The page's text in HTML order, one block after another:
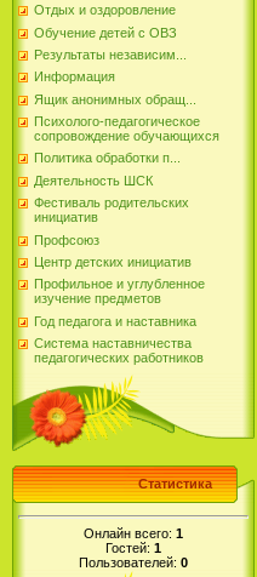
Отдых и оздоровление
Обучение детей с ОВЗ
Результаты независим...
Информация
Ящик анонимных обращ...
Психолого-педагогическое
сопровождение обучающихся
Политика обработки п...
Деятельность ШСК
Фестиваль родительских
инициатив
Профсоюз
Центр детских инициатив
Профильное и углубленное
изучение предметов
Год педагога и наставника
Система наставничества
педагогических работников
Статистика
Онлайн всего: 1
Гостей: 1
Пользователей: 0